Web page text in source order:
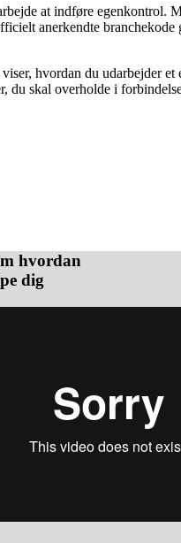
at indføre egenkontrol.
anerkendte branchekode
hvordan du udarbejder et
du skal overholde i
hvordan
dig